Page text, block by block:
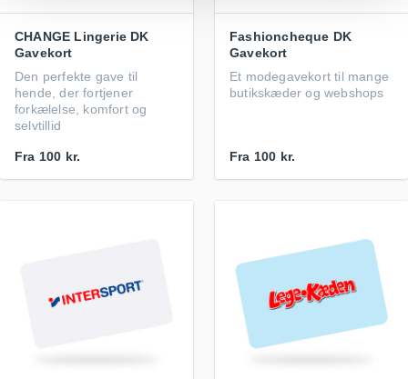
CHANGE Lingerie DK
Gavekort
Den perfekte gave til
hende, der fortjener
forkælelse, komfort og
selvtillid
Fra 100 kr.
Fashioncheque DK
Gavekort
Et modegavekort til mange
butikskæder og webshops
Fra 100 kr.